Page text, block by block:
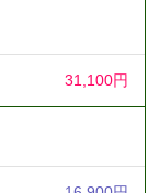
31,100円